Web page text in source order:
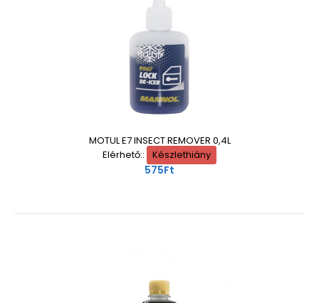
MOTUL E7 INSECT REMOVER 0,4L
Elérhető::
Készlethiány
575Ft